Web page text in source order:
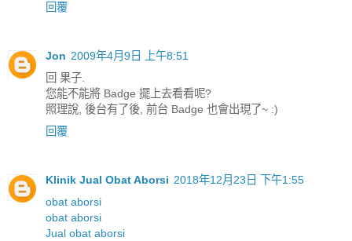
回覆
Jon 2009年4月9日 上午8:51
回 果子.
您能不能將 Badge 擺上去看看呢?
照理說, 後台有了後, 前台 Badge 也會出現了~ :)
回覆
Klinik Jual Obat Aborsi 2018年12月23日 下午1:55
obat aborsi
obat aborsi
Jual obat aborsi